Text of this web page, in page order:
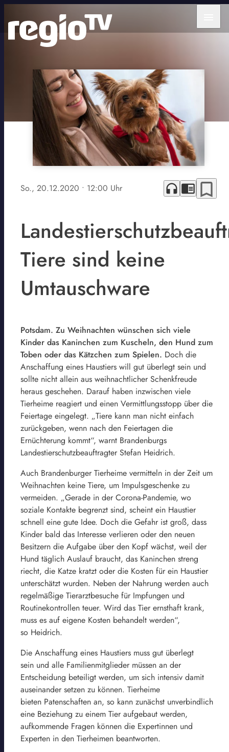
So., 20.12.2020 • 12:00 Uhr headphones chrome_reader_mode bookmark_border
Tiere sind keine
Umtauschware
Potsdam. Zu Weihnachten wünschen sich viele
Kinder das Kaninchen zum Kuscheln, den Hund zum
Toben oder das Kätzchen zum Spielen. Doch die
Anschaffung eines Haustiers will gut überlegt sein und
sollte nicht allein aus weihnachtlicher Schenkfreude
heraus geschehen. Darauf haben inzwischen viele
Tierheime reagiert und einen Vermittlungsstopp über die
Feiertage eingelegt. „Tiere kann man nicht einfach
zurückgeben, wenn nach den Feiertagen die
Ernüchterung kommt“, warnt Brandenburgs
Landestierschutzbeauftragter Stefan Heidrich.
Auch Brandenburger Tierheime vermitteln in der Zeit um
Weihnachten keine Tiere, um Impulsgeschenke zu
vermeiden. „Gerade in der Corona-Pandemie, wo
soziale Kontakte begrenzt sind, scheint ein Haustier
schnell eine gute Idee. Doch die Gefahr ist groß, dass
Kinder bald das Interesse verlieren oder den neuen
Besitzern die Aufgabe über den Kopf wächst, weil der
Hund täglich Auslauf braucht, das Kaninchen streng
riecht, die Katze kratzt oder die Kosten für ein Haustier
unterschätzt wurden. Neben der Nahrung werden auch
regelmäßige Tierarztbesuche für Impfungen und
Routinekontrollen teuer. Wird das Tier ernsthaft krank,
muss es auf eigene Kosten behandelt werden“,
so Heidrich.
Die Anschaffung eines Haustiers muss gut überlegt
sein und alle Familienmitglieder müssen an der
Entscheidung beteiligt werden, um sich intensiv damit
auseinander setzen zu können. Tierheime
bieten Patenschaften an, so kann zunächst unverbindlich
eine Beziehung zu einem Tier aufgebaut werden,
aufkommende Fragen können die Expertinnen und
Experten in den Tierheimen beantworten.